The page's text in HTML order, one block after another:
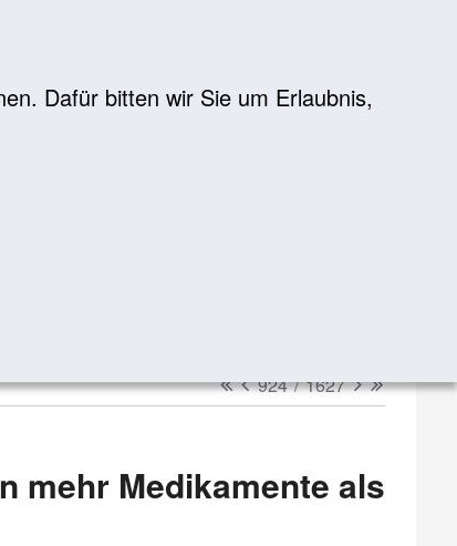
Dafür bitten wir Sie um Erlaubnis,
erster
vorheriger
924/1627nächster
letzter
mehr Medi­ka­mente als